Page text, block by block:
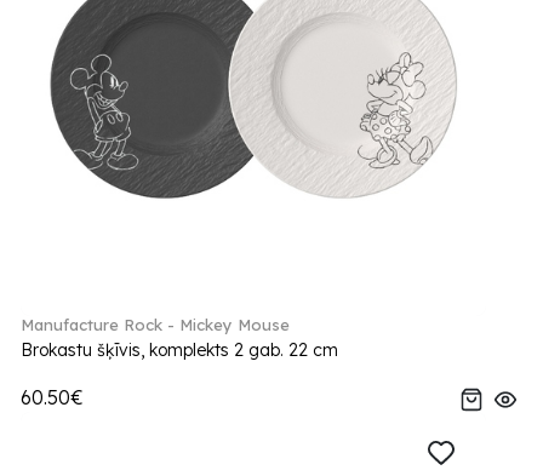
Manufacture Rock - Mickey Mouse
Brokastu šķīvis, komplekts 2 gab. 22 cm
60.50€